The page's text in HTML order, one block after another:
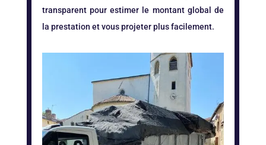
transparent pour estimer le montant global de
la prestation et vous projeter plus facilement.